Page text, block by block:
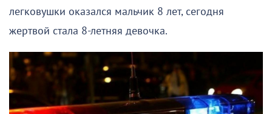
легковушки оказался мальчик 8 лет, сегодня
жертвой стала 8-летняя девочка.